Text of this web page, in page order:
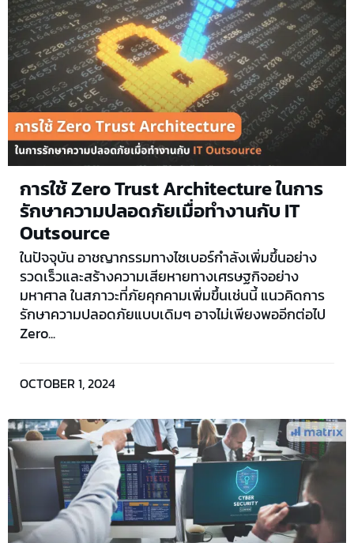
การใช้ Zero Trust Architecture ในการ
รักษาความปลอดภัยเมื่อทำงานกับ IT
Outsource
ในปัจจุบัน อาชญากรรมทางไซเบอร์กำลังเพิ่มขึ้นอย่าง
รวดเร็วและสร้างความเสียหายทางเศรษฐกิจอย่าง
มหาศาล ในสภาวะที่ภัยคุกคามเพิ่มขึ้นเช่นนี้ แนวคิดการ
รักษาความปลอดภัยแบบเดิมๆ อาจไม่เพียงพออีกต่อไป
Zero...
OCTOBER 1, 2024